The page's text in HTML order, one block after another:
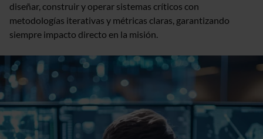
diseñar, construir y operar sistemas críticos con
metodologías iterativas y métricas claras, garantizando
siempre impacto directo en la misión.